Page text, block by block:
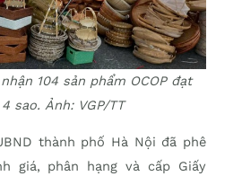
104 sản phẩm OCOP đạt
sao. Ảnh: VGP/TT
thành phố Hà Nội đã phê
giá, phân hạng và cấp Giấy